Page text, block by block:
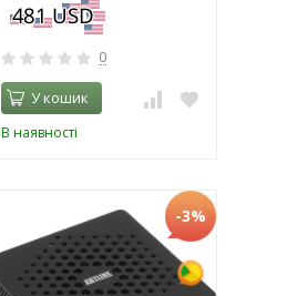
0
У кошик
В наявності
-3%